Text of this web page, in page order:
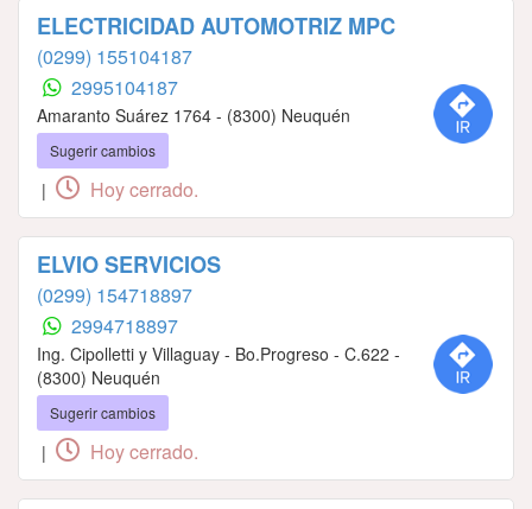
ELECTRICIDAD AUTOMOTRIZ MPC
(0299) 155104187
2995104187
Amaranto Suárez 1764 - (8300) Neuquén
Sugerir cambios
| Hoy cerrado.
ELVIO SERVICIOS
(0299) 154718897
2994718897
Ing. Cipolletti y Villaguay - Bo.Progreso - C.622 -
(8300) Neuquén
Sugerir cambios
| Hoy cerrado.